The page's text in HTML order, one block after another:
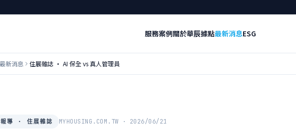
服務案例關於華辰據點最新消息ESG
最新消息 住展雜誌 · AI 保全 vs 真人管理員
報導 · 住展雜誌 MYHOUSING.COM.TW · 2026/06/21